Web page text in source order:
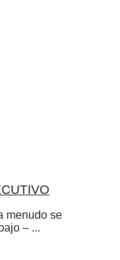
menudo se
– ...